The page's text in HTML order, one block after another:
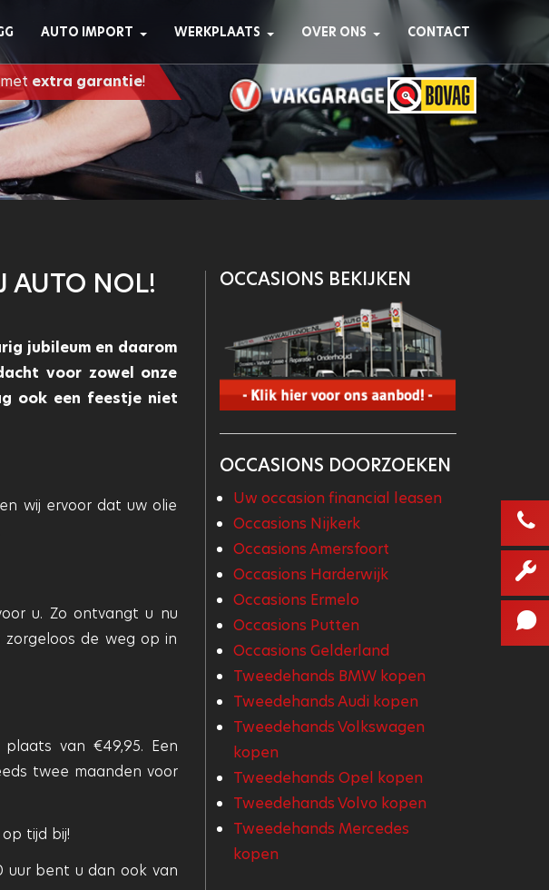
AUTO IMPORT WERKPLAATS OVER ONS CONTACT
extra garantie!
AUTO NOL!
jubileum en daarom
voor zowel onze
ook een feestje niet
wij ervoor dat uw olie
u. Zo ontvangt u nu
de weg op in
van €49,95. Een
twee maanden voor
tijd bij!
uur bent u dan ook van
OCCASIONS BEKIJKEN
OCCASIONS DOORZOEKEN
Uw occasion financial leasen
Occasions Nijkerk
Occasions Amersfoort
Occasions Harderwijk
Occasions Ermelo
Occasions Putten
Occasions Gelderland
Tweedehands BMW kopen
Tweedehands Audi kopen
Tweedehands Volkswagen
kopen
Tweedehands Opel kopen
Tweedehands Volvo kopen
Tweedehands Mercedes
kopen